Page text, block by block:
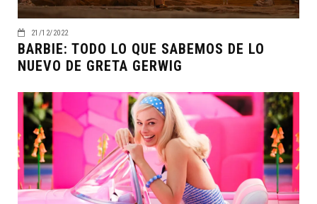
21/12/2022
BARBIE: TODO LO QUE SABEMOS DE LO
NUEVO DE GRETA GERWIG